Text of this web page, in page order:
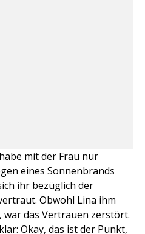
mit der Frau nur
eines Sonnenbrands
ihr bezüglich der
Obwohl Lina ihm
war das Vertrauen zerstört.
Okay, das ist der Punkt,